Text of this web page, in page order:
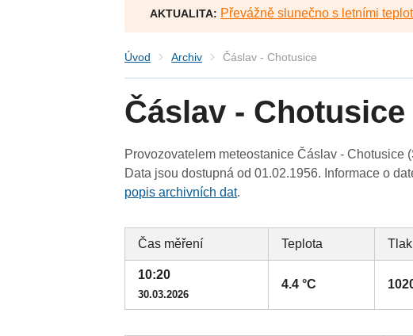
AKTUALITA: Převážně slunečno s letními
Úvod Archiv Čáslav - Chotusice
Čáslav - Chotusice
Provozovatelem meteostanice Čáslav - Chotusice
Data jsou dostupná od 01.02.1956. Informace o
popis archivních dat.
Čas měření Teplota Tlak
10:20
30.03.2026
4.4 °C